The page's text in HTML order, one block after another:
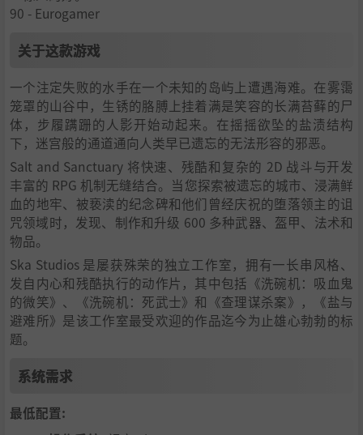
90 - Eurogamer
关于这款游戏
一个注定失败的水手在一个未知的岛屿上遭遇海难。在雾霭
笼罩的山谷中，生锈的胳膊上挂着满是笑容的长满苔藓的尸
体，步履蹒跚的人影开始动起来。在摇摇欲坠的盐渍结构
下，迷宫般的通道通向人类早已遗忘的无法形容的邪恶。
Salt and Sanctuary 将快速、残酷和复杂的 2D 战斗与开发
丰富的 RPG 机制无缝结合。当您探索被遗忘的城市、浸满鲜
血的地牢、被亵渎的纪念碑和他们曾经庆祝的堕落领主的诅
咒领域时，发现、制作和升级 600 多种武器、盔甲、法术和
物品。
Ska Studios 是屡获殊荣的独立工作室，拥有一长串风格、
发自内心和残酷执行的动作片，其中包括《洗碗机：吸血鬼
的微笑》、《洗碗机：死武士》和《查理谋杀案》，《盐与
避难所》是该工作室最受欢迎的作品迄今为止雄心勃勃的标
题。
系统需求
最低配置: